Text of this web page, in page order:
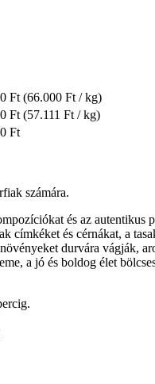
Ft (66.000 Ft / kg)
Ft (57.111 Ft / kg)
Ft
számára.
és az
címkéket és cérnákat, a
durvára vágják,
a jó és boldog élet